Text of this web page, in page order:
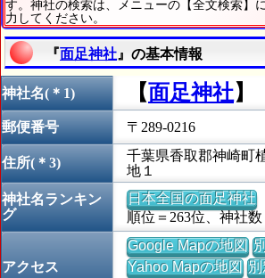
す。神社の検索は、メニューの【全文検索】
力してください。
『面足神社 』の基本情報
神社名(＊1) 【面足神社】
郵便番号 〒289-0216
住所(＊3)
千葉県香取郡神崎町
地１
神社名ランキン
グ
日本全国の面足神社
順位＝263位、神社数
アクセス
Google Mapの地図
Yahoo Mapの地図 別